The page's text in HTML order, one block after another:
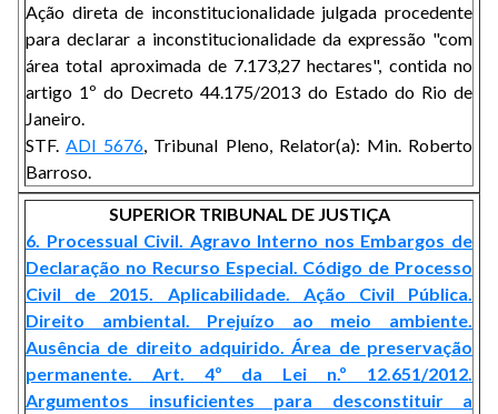
Ação direta de inconstitucionalidade julgada procedente
para declarar a inconstitucionalidade da expressão "com
área total aproximada de 7.173,27 hectares", contida no
artigo 1º do Decreto 44.175/2013 do Estado do Rio de
Janeiro.
STF.ADI 5676, Tribunal Pleno, Relator(a): Min. Roberto
Barroso.
SUPERIOR TRIBUNAL DE JUSTIÇA
6. Processual Civil. Agravo Interno nos Embargos de
Declaração no Recurso Especial. Código de Processo
Civil de 2015. Aplicabilidade. Ação Civil Pública.
Direito ambiental. Prejuízo ao meio ambiente.
Ausência de direito adquirido. Área de preservação
permanente. Art. 4º da Lei n.º 12.651/2012.
Argumentos insuficientes para desconstituir a